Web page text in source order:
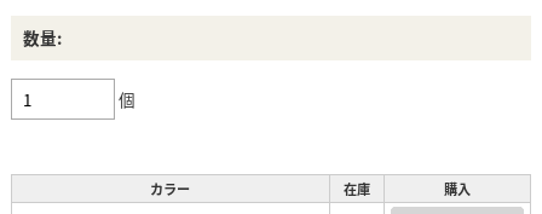
数量:
個
カラー 在庫 購入